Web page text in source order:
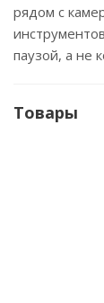
рядом с
паузой, а не
Товары